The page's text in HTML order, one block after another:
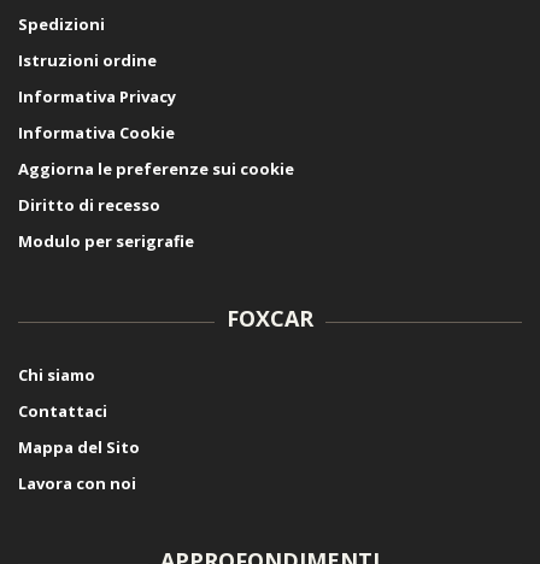
Spedizioni
Istruzioni ordine
Informativa Privacy
Informativa Cookie
Aggiorna le preferenze sui cookie
Diritto di recesso
Modulo per serigrafie
FOXCAR
Chi siamo
Contattaci
Mappa del Sito
Lavora con noi